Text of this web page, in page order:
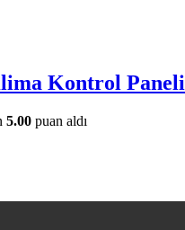
Kontrol Paneli
5.00 puan aldı